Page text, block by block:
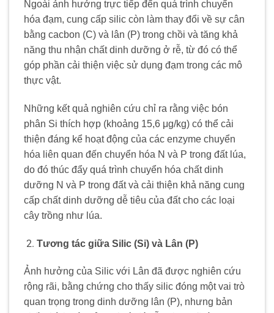
Ngoài ảnh hưởng trực tiếp đến quá trình chuyển
hóa đạm, cung cấp silic còn làm thay đổi về sự cân
bằng cacbon (C) và lân (P) trong chồi và tăng khả
năng thu nhận chất dinh dưỡng ở rễ, từ đó có thể
góp phần cải thiện việc sử dụng đạm trong các mô
thực vật.
Những kết quả nghiên cứu chỉ ra rằng việc bón
phân Si thích hợp (khoảng 15,6 μg/kg) có thể cải
thiện đáng kể hoạt động của các enzyme chuyển
hóa liên quan đến chuyển hóa N và P trong đất lúa,
do đó thúc đẩy quá trình chuyển hóa chất dinh
dưỡng N và P trong đất và cải thiện khả năng cung
cấp chất dinh dưỡng dễ tiêu của đất cho các loại
cây trồng như lúa.
Tương tác giữa Silic (Si) và Lân (P)
Ảnh hưởng của Silic với Lân đã được nghiên cứu
rộng rãi, bằng chứng cho thấy silic đóng một vai trò
quan trọng trong dinh dưỡng lân (P), nhưng bản